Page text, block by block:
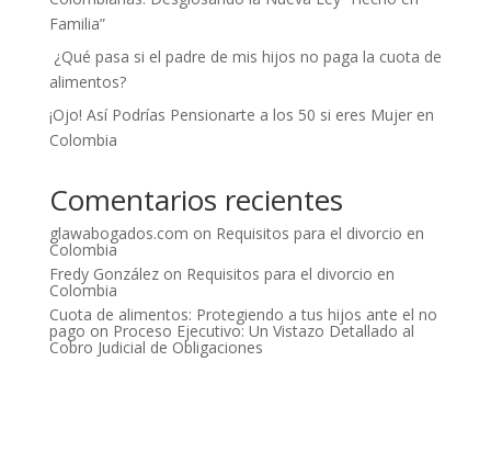
Familia”
¿Qué pasa si el padre de mis hijos no paga la cuota de
alimentos?
¡Ojo! Así Podrías Pensionarte a los 50 si eres Mujer en
Colombia
Comentarios recientes
glawabogados.com on Requisitos para el divorcio en
Colombia
Fredy Gonzálezon Requisitos para el divorcio en
Colombia
Cuota de alimentos: Protegiendo a tus hijos ante el no
pago on Proceso Ejecutivo: Un Vistazo Detallado al
Cobro Judicial de Obligaciones